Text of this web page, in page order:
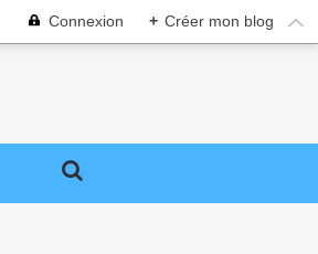
Connexion + Créer mon blog